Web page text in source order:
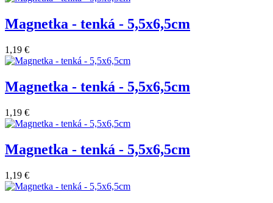
Magnetka - tenká - 5,5x6,5cm
1,19 €
Magnetka - tenká - 5,5x6,5cm
1,19 €
Magnetka - tenká - 5,5x6,5cm
1,19 €